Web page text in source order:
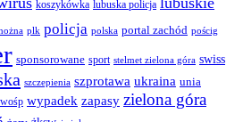
koszykówka lubuska policja
plk policja polska portal zachód pościg
sponsorowane sport stelmet zielona góra swiss
szczepienia szprotawa ukraina unia
wośp wypadek zapasy zielona góra